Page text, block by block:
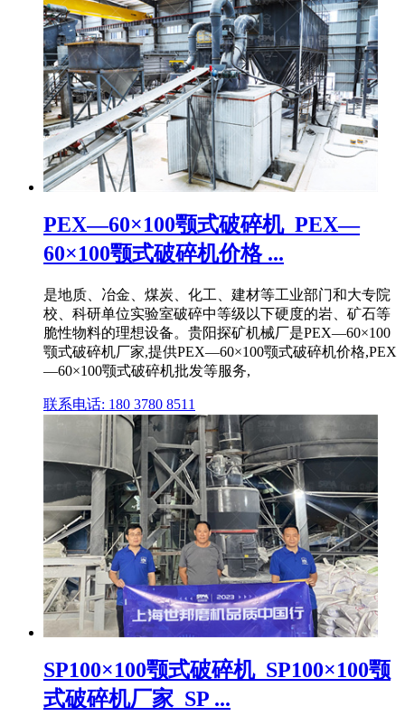
PEX—60×100颚式破碎机_PEX—
60×100颚式破碎机价格 ...
是地质、冶金、煤炭、化工、建材等工业部门和大专院
校、科研单位实验室破碎中等级以下硬度的岩、矿石等
脆性物料的理想设备。贵阳探矿机械厂是PEX—60×100
颚式破碎机厂家,提供PEX—60×100颚式破碎机价格,PEX
—60×100颚式破碎机批发等服务,
联系电话: 180 3780 8511
SP100×100颚式破碎机_SP100×100颚
式破碎机厂家_SP ...